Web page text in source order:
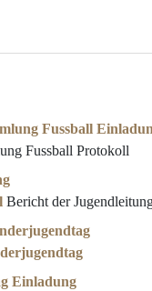
Fussball
Fussball Protokoll
Bericht der
Einladung